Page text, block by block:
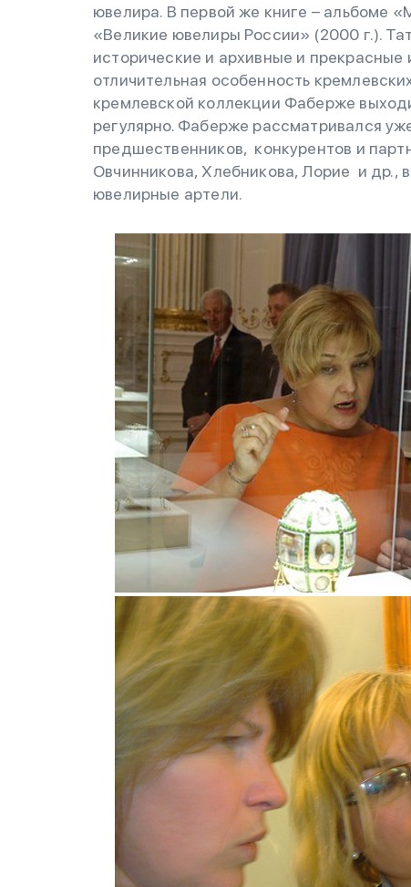
ювелира. В первой же книге – альбоме
«Великие ювелиры России» (2000 г.).
исторические и архивные и
отличительная особенность
кремлевской коллекции Фаберже
регулярно. Фаберже рассматривался
предшественников, конкурентов и
Овчинникова, Хлебникова, Лорие и др.,
ювелирные артели.